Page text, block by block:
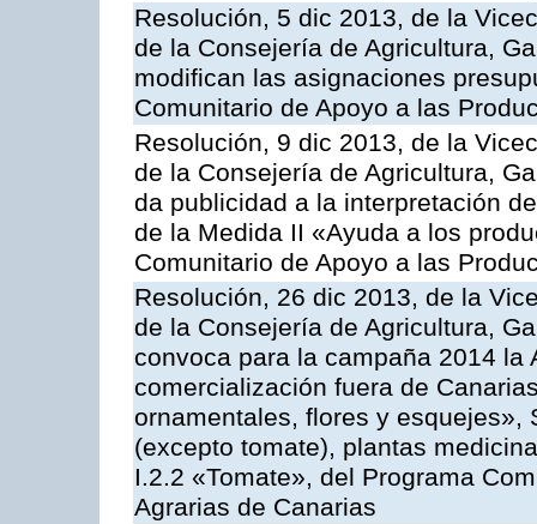
Resolución, 5 dic 2013, de la
de la Consejería de Agricultura,
modifican las asignaciones
Comunitario de Apoyo a las
Resolución, 9 dic 2013, de la
de la Consejería de Agricultura,
da publicidad a la interpretación
de la Medida II «Ayuda a los
Comunitario de Apoyo a las
Resolución, 26 dic 2013, de la
de la Consejería de Agricultura,
convoca para la campaña 2014 la
comercialización fuera de
ornamentales, flores y esquejes»,
(excepto tomate), plantas
I.2.2 «Tomate», del Programa
Agrarias de Canarias